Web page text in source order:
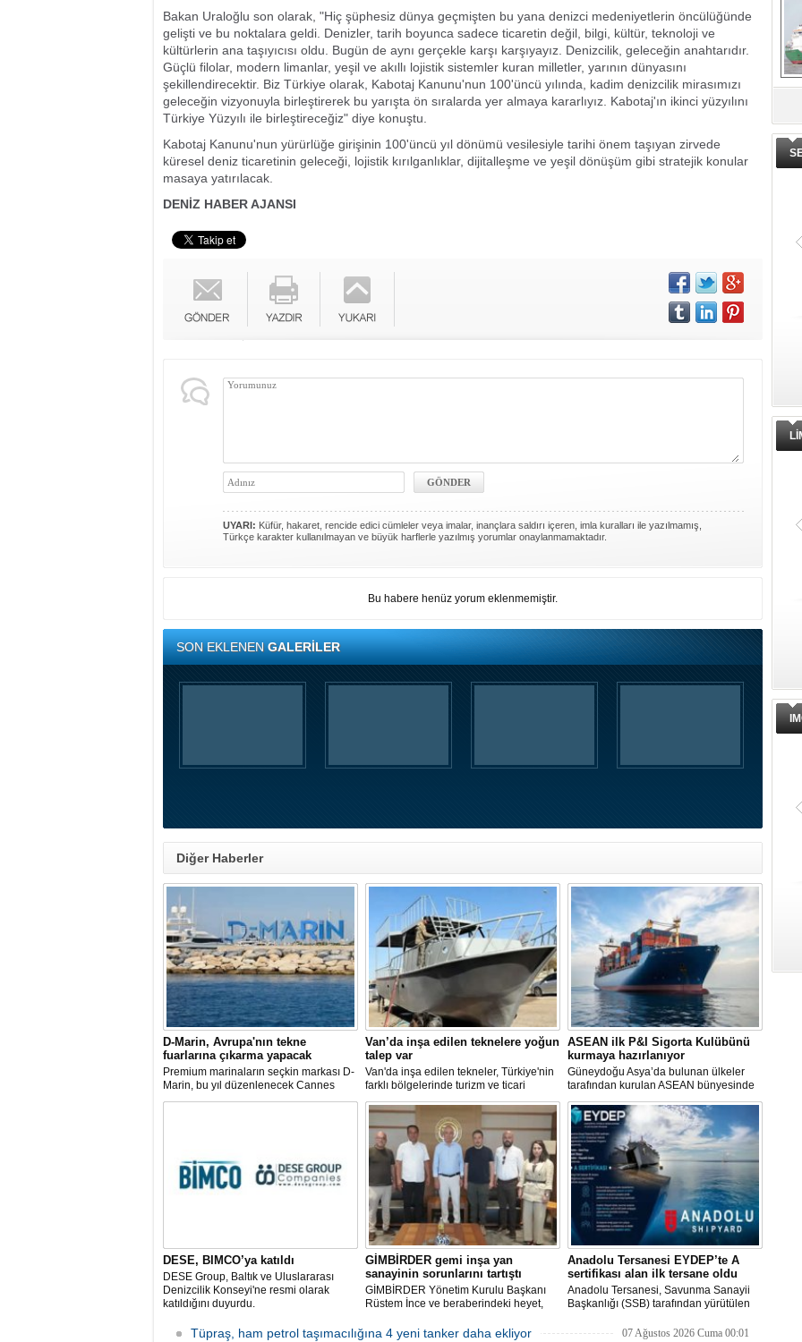
Bakan Uraloğlu son olarak, "Hiç şüphesiz dünya geçmişten bu yana denizci medeniyetlerin öncülüğünde
gelişti ve bu noktalara geldi. Denizler, tarih boyunca sadece ticaretin değil, bilgi, kültür, teknoloji ve
kültürlerin ana taşıyıcısı oldu. Bugün de aynı gerçekle karşı karşıyayız. Denizcilik, geleceğin anahtarıdır.
Güçlü filolar, modern limanlar, yeşil ve akıllı lojistik sistemler kuran milletler, yarının dünyasını
şekillendirecektir. Biz Türkiye olarak, Kabotaj Kanunu'nun 100'üncü yılında, kadim denizcilik mirasımızı
geleceğin vizyonuyla birleştirerek bu yarışta ön sıralarda yer almaya kararlıyız. Kabotaj'ın ikinci yüzyılını
Türkiye Yüzyılı ile birleştireceğiz" diye konuştu.
Kabotaj Kanunu'nun yürürlüğe girişinin 100'üncü yıl dönümü vesilesiyle tarihi önem taşıyan zirvede
küresel deniz ticaretinin geleceği, lojistik kırılganlıklar, dijitalleşme ve yeşil dönüşüm gibi stratejik konular
masaya yatırılacak.
DENİZ HABER AJANSI
UYARI: Küfür, hakaret, rencide edici cümleler veya imalar, inançlara saldırı içeren, imla kuralları ile yazılmamış,
Türkçe karakter kullanılmayan ve büyük harflerle yazılmış yorumlar onaylanmamaktadır.
Bu habere henüz yorum eklenmemiştir.
SON EKLENENGALERİLER
Diğer Haberler
D-Marin, Avrupa'nın tekne
fuarlarına çıkarma yapacak
Premium marinaların seçkin markası D-
Marin, bu yıl düzenlenecek Cannes
Yachting Festival ve Cenova
Van’da inşa edilen teknelere yoğun
talep var
Van'da inşa edilen tekneler, Türkiye'nin
farklı bölgelerinde turizm ve ticari
faaliyetlerde kullanılmak üzere deniz ve
göllerle buluşuyor. Müşterilerin
taleplerine göre özel olarak tasarlanan
tekneler, donanım ve özelliklerine göre
şekillendirilerek teslim ediliyor.
ASEAN ilk P&I Sigorta Kulübünü
kurmaya hazırlanıyor
Güneydoğu Asya’da bulunan ülkeler
tarafından kurulan ASEAN bünyesinde
hizmet veren Gemi Sahipleri Dernekleri
Federasyonu (FASA), ASEAN’ın ilk
Koruma ve Tazminat Sigortası (P&I)
Kulübünü kurmak için çalışma
yürütüyor.
DESE, BIMCO’ya katıldı
DESE Group, Baltık ve Uluslararası
Denizcilik Konseyi'ne resmi olarak
katıldığını duyurdu.
GİMBİRDER gemi inşa yan
sanayinin sorunlarını tartıştı
GİMBİRDER Yönetim Kurulu Başkanı
Rüstem İnce ve beraberindeki heyet,
ziyaret etti. Görüşmede tersane taşeron
Anadolu Tersanesi EYDEP’te A
sertifikası alan ilk tersane oldu
Anadolu Tersanesi, Savunma Sanayii
Başkanlığı (SSB) tarafından yürütülen
Destekleme Programı
Tüpraş, ham petrol taşımacılığına 4 yeni tanker daha ekliyor 07 Ağustos 2026 Cuma 00:01